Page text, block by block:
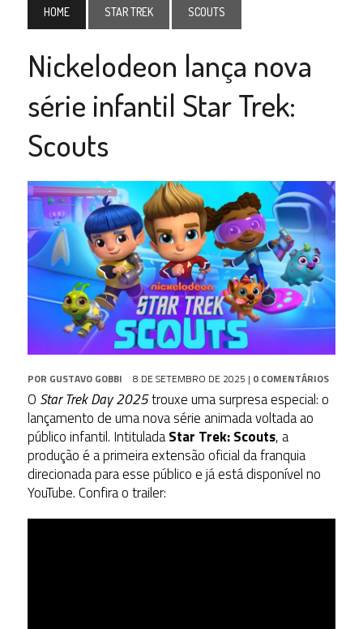
HOME STAR TREK SCOUTS
Nickelodeon lança nova
série infantil Star Trek:
Scouts
POR GUSTAVO GOBBI 8 DE SETEMBRO DE 2025 | 0 COMENTÁRIOS
O Star Trek Day 2025trouxe uma surpresa especial: o
lançamento de uma nova série animada voltada ao
público infantil. IntituladaStar Trek: Scouts, a
produção é a primeira extensão oficial da franquia
direcionada para esse público e já está disponível no
YouTube. Confira o trailer: